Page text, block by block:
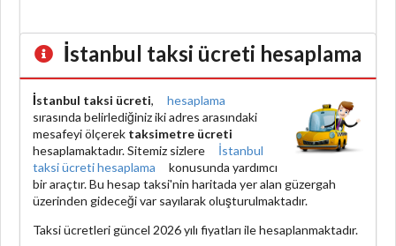
İstanbul taksi ücreti hesaplama
İstanbul taksi ücreti,
hesaplama
sırasında belirlediğiniz iki adres arasındaki
mesafeyi ölçerek taksimetre ücreti
hesaplamaktadır. Sitemiz sizlere
İstanbul
taksi ücreti hesaplama
konusunda yardımcı
bir araçtır. Bu hesap taksi'nin haritada yer alan güzergah
üzerinden gideceği var sayılarak oluşturulmaktadır.
Taksi ücretleri güncel 2026 yılı fiyatları ile hesaplanmaktadır.